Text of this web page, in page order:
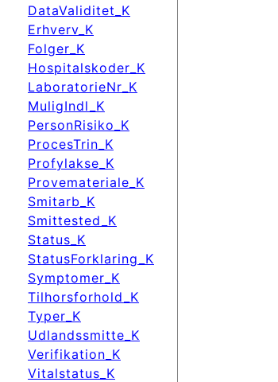
DataValiditet_K
Erhverv_K
Folger_K
Hospitalskoder_K
LaboratorieNr_K
MuligIndl_K
PersonRisiko_K
ProcesTrin_K
Profylakse_K
Provemateriale_K
Smitarb_K
Smittested_K
Status_K
StatusForklaring_K
Symptomer_K
Tilhorsforhold_K
Typer_K
Udlandssmitte_K
Verifikation_K
Vitalstatus_K